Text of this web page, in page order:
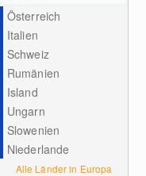
Österreich
Italien
Schweiz
Rumänien
Island
Ungarn
Slowenien
Niederlande
Alle Länder in Europa